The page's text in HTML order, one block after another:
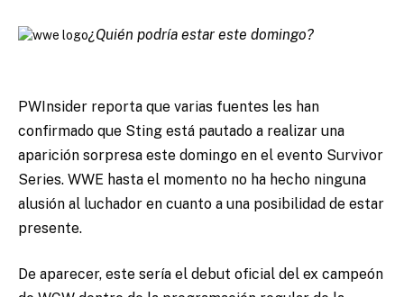
¿Quién podría estar este domingo?
PWInsider reporta que varias fuentes les han
confirmado que Sting está pautado a realizar una
aparición sorpresa este domingo en el evento Survivor
Series. WWE hasta el momento no ha hecho ninguna
alusión al luchador en cuanto a una posibilidad de estar
presente.
De aparecer, este sería el debut oficial del ex campeón